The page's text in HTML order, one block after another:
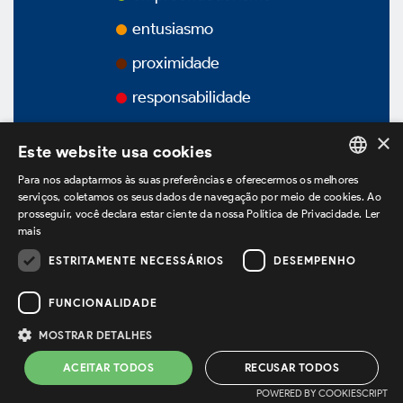
Vídeos
Podcasts
Governança Corporativa
Visão Geral
Estatuto Social
entusiasmo
proximidade
responsabilidade
estamos no LinkedIn
Powered by MZ
PORTUGUESE
×
Este website usa cookies
Para nos adaptarmos às suas preferências e oferecermos os melhores
serviços, coletamos os seus dados de navegação por meio de cookies. Ao
prosseguir, você declara estar ciente da nossa Política de Privacidade. Ler
mais
ESTRITAMENTE NECESSÁRIOS DESEMPENHO
FUNCIONALIDADE
MOSTRAR DETALHES
ACEITAR TODOS RECUSAR TODOS
POWERED BY COOKIESCRIPT